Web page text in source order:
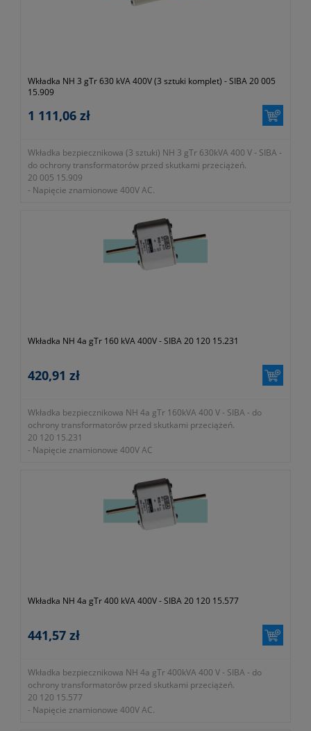
Wkładka NH 3 gTr 630 kVA 400V (3 sztuki komplet) - SIBA 20 005
15.909
1 111,06 zł
Wkładka bezpiecznikowa (3 sztuki) NH 3 gTr 630kVA 400 V - SIBA -
do ochrony transformatorów przed skutkami przeciążeń.
20 005 15.909
- Napięcie znamionowe 400V AC.
Wkładka NH 4a gTr 160 kVA 400V - SIBA 20 120 15.231
420,91 zł
Wkładka bezpiecznikowa NH 4a gTr 160kVA 400 V - SIBA - do
ochrony transformatorów przed skutkami przeciążeń.
20 120 15.231
- Napięcie znamionowe 400V AC
Wkładka NH 4a gTr 400 kVA 400V - SIBA 20 120 15.577
441,57 zł
Wkładka bezpiecznikowa NH 4a gTr 400kVA 400 V - SIBA - do
ochrony transformatorów przed skutkami przeciążeń.
20 120 15.577
- Napięcie znamionowe 400V AC.